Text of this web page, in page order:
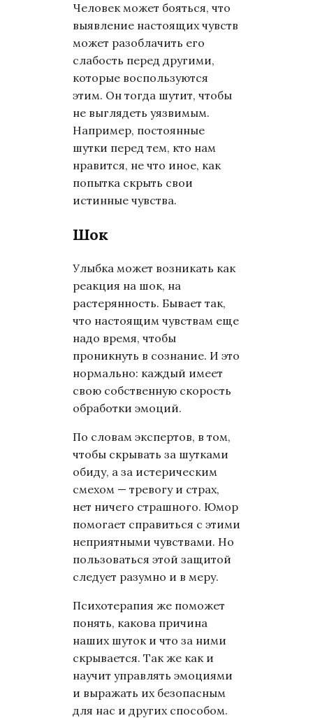
Человек может бояться, что
выявление настоящих чувств
может разоблачить его
слабость перед другими,
которые воспользуются
этим. Он тогда шутит, чтобы
не выглядеть уязвимым.
Например, постоянные
шутки перед тем, кто нам
нравится, не что иное, как
попытка скрыть свои
истинные чувства.
Шок
Улыбка может возникать как
реакция на шок, на
растерянность. Бывает так,
что настоящим чувствам еще
надо время, чтобы
проникнуть в сознание. И это
нормально: каждый имеет
свою собственную скорость
обработки эмоций.
По словам экспертов, в том,
чтобы скрывать за шутками
обиду, а за истерическим
смехом — тревогу и страх,
нет ничего страшного. Юмор
помогает справиться с этими
неприятными чувствами. Но
пользоваться этой защитой
следует разумно и в меру.
Психотерапия же поможет
понять, какова причина
наших шуток и что за ними
скрывается. Так же как и
научит управлять эмоциями
и выражать их безопасным
для нас и других способом.